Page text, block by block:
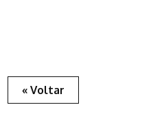
« Voltar